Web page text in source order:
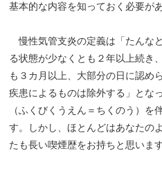
基本的な内容を知っておく必要が
慢性気管支炎の定義は「たんな
る状態が少なくとも２年以上続き
も３カ月以上、大部分の日に認め
疾患によるものは除外する」とな
（ふくびくうえん＝ちくのう）を
す。しかし、ほとんどはあなたの
たも長い喫煙歴をお持ちと思いま